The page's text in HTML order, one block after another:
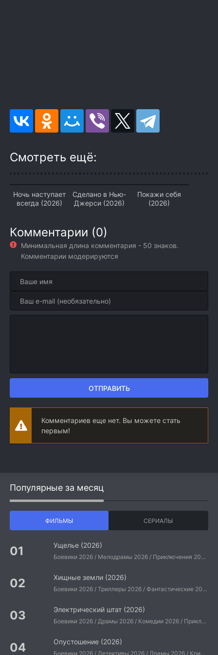
Смотреть ещё:
Ночь наступает
всегда (2026)
Сделано в Нью-
Джерси (2026)
Покажи себя
(2026)
Комментарии (0)
Минимальная длина комментария - 50 знаков.
Комментарии модерируются
ОТПРАВИТЬ
Комментариев еще нет. Вы можете стать
первым!
Популярные за месяц
ФИЛЬМЫ СЕРИАЛЫ
Ущелье (2026)
Боевики 2026 / Мелодрамы 2026 / Приключения 2026 / Ужасы 2026 / Фантастические 2026 / Зарубежные фильмы 2026 / Американские фильмы / Фильмы 2026
Хищные земли (2026)
Боевики 2026 / Триллеры 2026 / Фантастические 2026 / Зарубежные фильмы 2026 / Американские фильмы / Фильмы 2026
Электрический штат (2026)
Боевики 2026 / Драмы 2026 / Комедии 2026 / Приключения 2026 / Фантастические 2026 / Зарубежные фильмы 2026 / Американские фильмы / Фильмы 2026
Опустошение (2026)
Боевики 2026 / Детективы 2026 / Драмы 2026 / Криминальные фильмы 2026 / Триллеры 2026 / Зарубежные фильмы 2026 / Американские фильмы / Фильмы 2026